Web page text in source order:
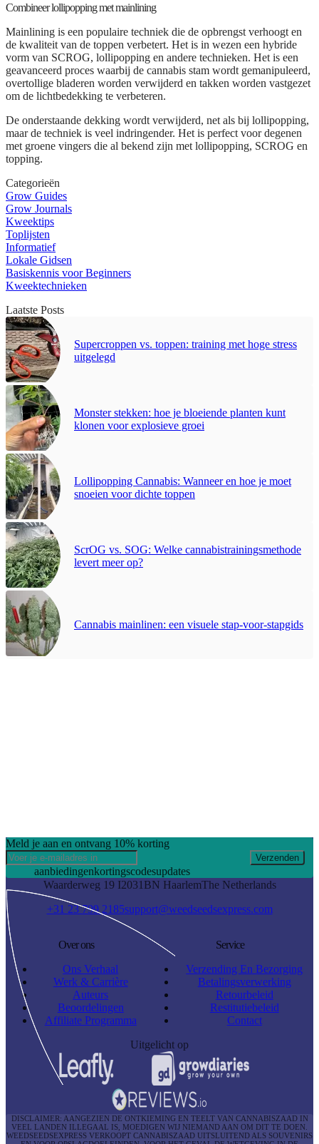
Combineer lollipopping met mainlining
Mainlining is een populaire techniek die de opbrengst verhoogt en
de kwaliteit van de toppen verbetert. Het is in wezen een hybride
vorm van SCROG, lollipopping en andere technieken. Het is een
geavanceerd proces waarbij de cannabis stam wordt gemanipuleerd,
overtollige bladeren worden verwijderd en takken worden vastgezet
om de lichtbedekking te verbeteren.
De onderstaande dekking wordt verwijderd, net als bij lollipopping,
maar de techniek is veel indringender. Het is perfect voor degenen
met groene vingers die al bekend zijn met lollipopping, SCROG en
topping.
Categorieën
Grow Guides
Grow Journals
Kweektips
Toplijsten
Informatief
Lokale Gidsen
Basiskennis voor Beginners
Kweektechnieken
Laatste Posts
Supercroppen vs. toppen: training met hoge stress
uitgelegd
Monster stekken: hoe je bloeiende planten kunt
klonen voor explosieve groei
Lollipopping Cannabis: Wanneer en hoe je moet
snoeien voor dichte toppen
ScrOG vs. SOG: Welke cannabistrainingsmethode
levert meer op?
Cannabis mainlinen: een visuele stap-voor-stapgids
Meld je aan en ontvang 10% korting
Verzenden
aanbiedingenkortingscodesupdates
Waarderweg 19 I2031BN HaarlemThe Netherlands
+31 23 799 2185support@weedseedsexpress.com
Over ons
Ons Verhaal
Werk & Carrière
Auteurs
Beoordelingen
Affiliate Programma
Service
Verzending En Bezorging
Betalingsverwerking
Retourbeleid
Restitutiebeleid
Contact
Uitgelicht op
DISCLAIMER: AANGEZIEN DE ONTKIEMING EN TEELT VAN CANNABISZAAD IN
VEEL LANDEN ILLEGAAL IS, MOEDIGEN WIJ NIEMAND AAN OM DIT TE DOEN.
WEEDSEEDSEXPRESS VERKOOPT CANNABISZAAD UITSLUITEND ALS SOUVENIRS